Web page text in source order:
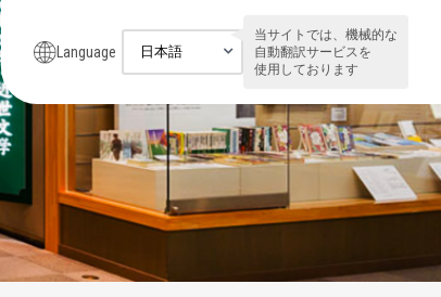
Language
当サイトでは、機械的な
自動翻訳サービスを
使用しております